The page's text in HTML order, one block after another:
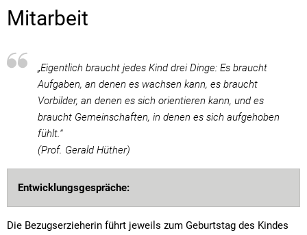
Mitarbeit
„Eigentlich braucht jedes Kind drei Dinge: Es braucht
Aufgaben, an denen es wachsen kann, es braucht
Vorbilder, an denen es sich orientieren kann, und es
braucht Gemeinschaften, in denen es sich aufgehoben
fühlt.“
(Prof. Gerald Hüther)
Entwicklungsgespräche:
Die Bezugserzieherin führt jeweils zum Geburtstag des Kindes